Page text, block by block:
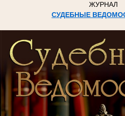
ЖУРНАЛ
СУДЕБНЫЕ